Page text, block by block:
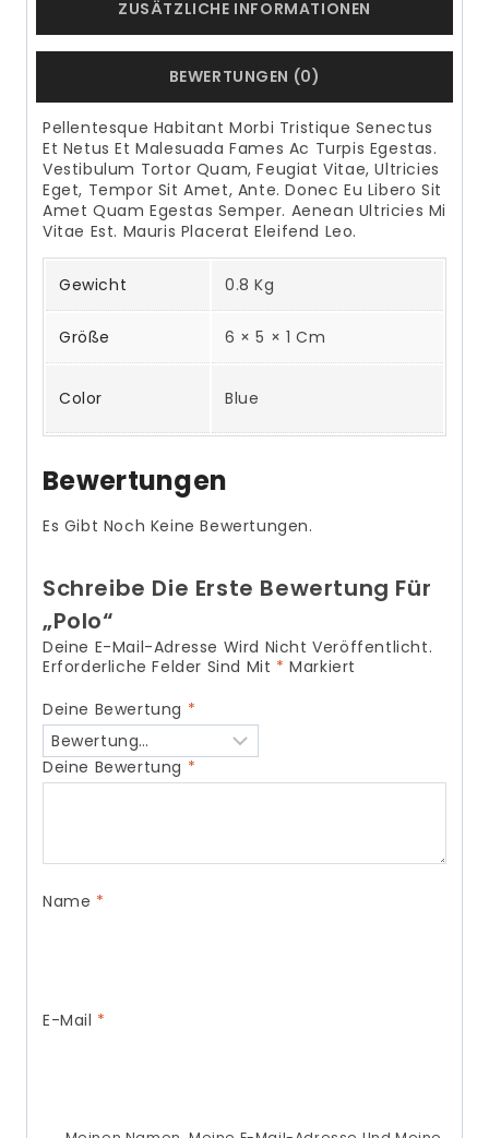
ZUSÄTZLICHE INFORMATIONEN
BEWERTUNGEN (0)
Pellentesque Habitant Morbi Tristique Senectus
Et Netus Et Malesuada Fames Ac Turpis Egestas.
Vestibulum Tortor Quam, Feugiat Vitae, Ultricies
Eget, Tempor Sit Amet, Ante. Donec Eu Libero Sit
Amet Quam Egestas Semper. Aenean Ultricies Mi
Vitae Est. Mauris Placerat Eleifend Leo.
Gewicht 0.8 Kg
Größe 6 × 5 × 1 Cm
Color Blue
Bewertungen
Es Gibt Noch Keine Bewertungen.
Schreibe Die Erste Bewertung Für
„Polo“
Deine E-Mail-Adresse Wird Nicht Veröffentlicht.
Erforderliche Felder Sind Mit * Markiert
Deine Bewertung *
Deine Bewertung *
Name *
E-Mail *